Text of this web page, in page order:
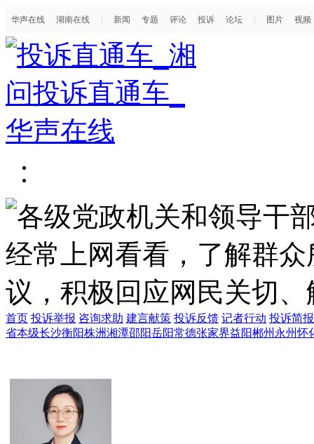
首页 投诉举报 咨询求助 建言献策 投诉反馈 记者行动 投诉简报
省本级长沙衡阳株洲湘潭邵阳岳阳常德张家界益阳郴州 永州怀